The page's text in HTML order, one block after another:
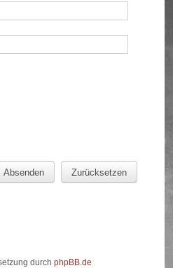
durch phpBB.de